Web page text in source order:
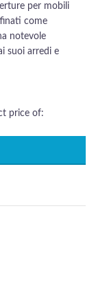
per mobili
come
notevole
suoi arredi e
price of: